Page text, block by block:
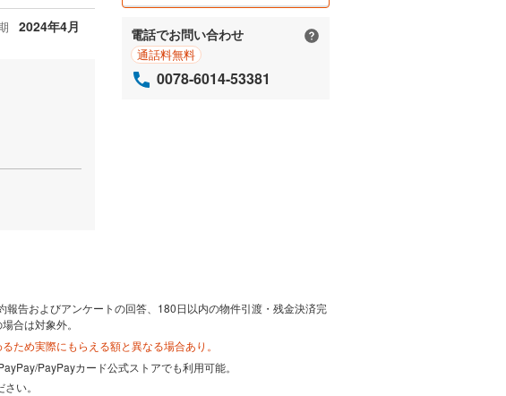
2024年4月 電話でお問い合わせ
通話料無料
0078-6014-53381
報告およびアンケートの回答、180日以内の物件引渡・残金決済完
合は対象外。
ため実際にもらえる額と異なる場合あり。
PayPayカード公式ストアでも利用可能。
い。